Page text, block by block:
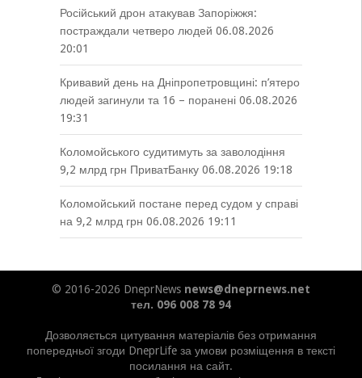
Російський дрон атакував Запоріжжя:
постраждали четверо людей 06.08.2026
20:01
Кривавий день на Дніпропетровщині: п’ятеро
людей загинули та 16 – поранені 06.08.2026
19:31
Коломойського судитимуть за заволодіння
9,2 млрд грн ПриватБанку 06.08.2026 19:18
Коломойський постане перед судом у справі
на 9,2 млрд грн 06.08.2026 19:11
© 2016-2026 DneprNews news@dneprnews.net
тел. 096 008 78 94
Дозволяється цитування матеріалів без отримання
попередньої згоди DneprLife за умови розміщення в тексті
посилання на сайт.